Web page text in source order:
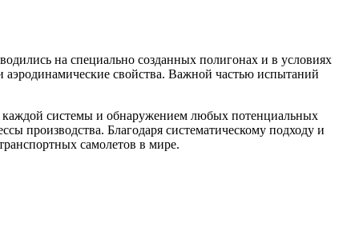
на специально созданных полигонах и в условиях
аэродинамические свойства. Важной частью испытаний
каждой системы и обнаружением любых потенциальных
производства. Благодаря систематическому подходу и
самолетов в мире.